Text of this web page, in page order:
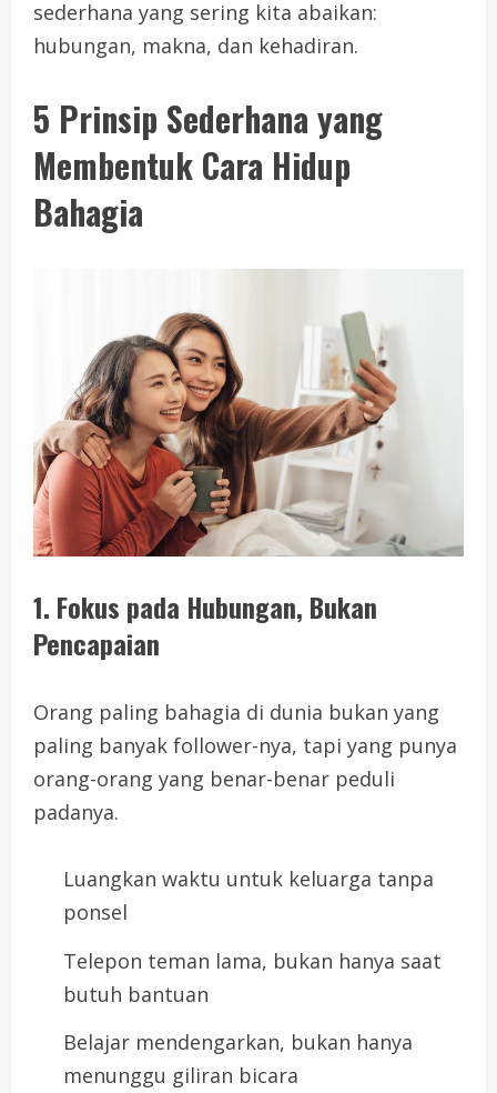
sederhana yang sering kita abaikan:
hubungan, makna, dan kehadiran.
5 Prinsip Sederhana yang
Membentuk Cara Hidup
Bahagia
1. Fokus pada Hubungan, Bukan
Pencapaian
Orang paling bahagia di dunia bukan yang
paling banyak follower-nya, tapi yang punya
orang-orang yang benar-benar peduli
padanya.
Luangkan waktu untuk keluarga tanpa
ponsel
Telepon teman lama, bukan hanya saat
butuh bantuan
Belajar mendengarkan, bukan hanya
menunggu giliran bicara